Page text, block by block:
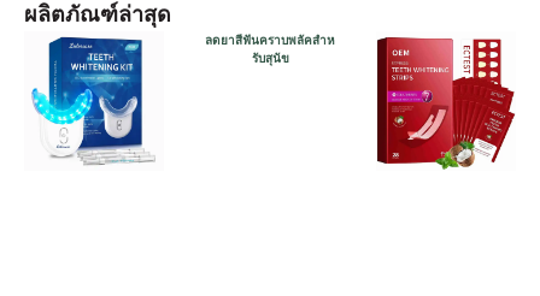
ผลิตภัณฑ์ล่าสุด
ลดยาสีฟันคราบพลัคสําห
รับสุนัข